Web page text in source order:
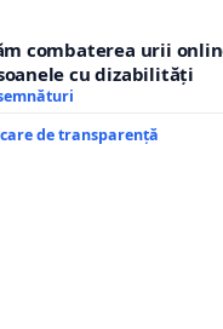
combaterea urii
cu dizabilități
de transparență